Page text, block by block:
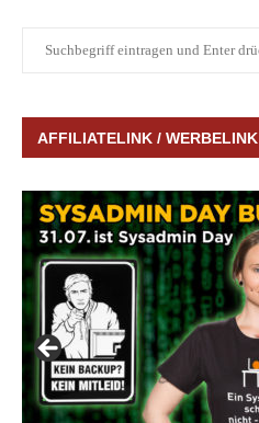
AFFILIATELINK / WERBELINK